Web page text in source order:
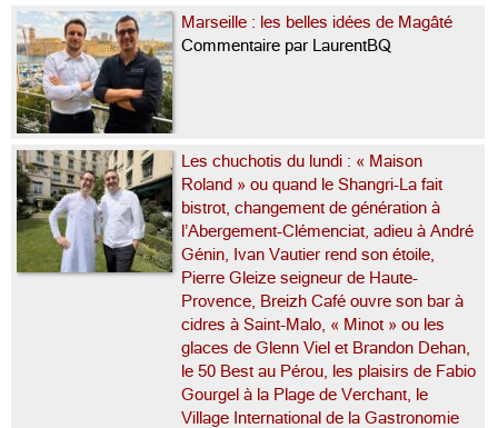
Marseille : les belles idées de Magâté
Commentaire par LaurentBQ
Les chuchotis du lundi : « Maison
Roland » ou quand le Shangri-La fait
bistrot, changement de génération à
l’Abergement-Clémenciat, adieu à André
Génin, Ivan Vautier rend son étoile,
Pierre Gleize seigneur de Haute-
Provence, Breizh Café ouvre son bar à
cidres à Saint-Malo, « Minot » ou les
glaces de Glenn Viel et Brandon Dehan,
le 50 Best au Pérou, les plaisirs de Fabio
Gourgel à la Plage de Verchant, le
Village International de la Gastronomie